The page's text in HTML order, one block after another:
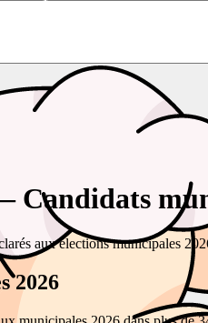
Candidats
aux élections municipales
2026